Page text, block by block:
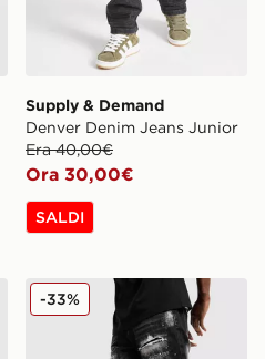
Supply & Demand
Denver Denim Jeans Junior
Era 40,00€
Ora 30,00€
SALDI
Pantaloncino
Supply & Demand
-33%